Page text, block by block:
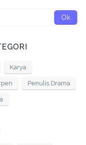
Karya
Penulis Drama